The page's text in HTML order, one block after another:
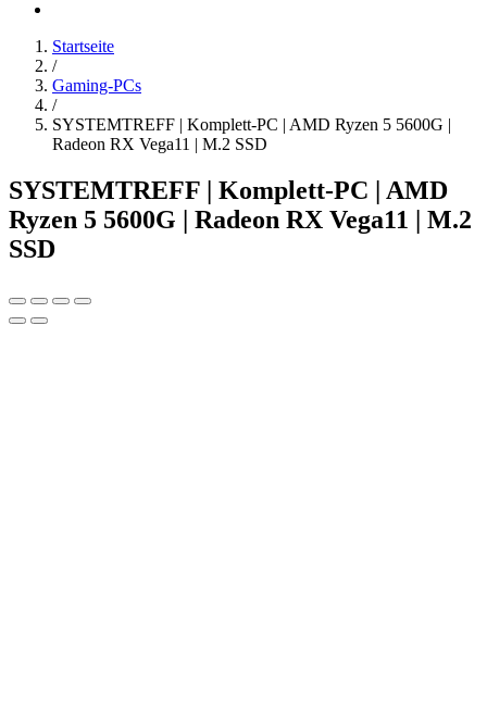
Startseite
/
Gaming-PCs
/
SYSTEMTREFF | Komplett-PC | AMD Ryzen 5 5600G |
Radeon RX Vega11 | M.2 SSD
SYSTEMTREFF | Komplett-PC | AMD
Ryzen 5 5600G | Radeon RX Vega11 | M.2
SSD